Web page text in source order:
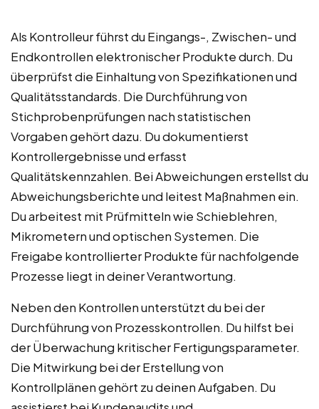
Als Kontrolleur führst du Eingangs-, Zwischen- und
Endkontrollen elektronischer Produkte durch. Du
überprüfst die Einhaltung von Spezifikationen und
Qualitätsstandards. Die Durchführung von
Stichprobenprüfungen nach statistischen
Vorgaben gehört dazu. Du dokumentierst
Kontrollergebnisse und erfasst
Qualitätskennzahlen. Bei Abweichungen erstellst du
Abweichungsberichte und leitest Maßnahmen ein.
Du arbeitest mit Prüfmitteln wie Schieblehren,
Mikrometern und optischen Systemen. Die
Freigabe kontrollierter Produkte für nachfolgende
Prozesse liegt in deiner Verantwortung.
Neben den Kontrollen unterstützt du bei der
Durchführung von Prozesskontrollen. Du hilfst bei
der Überwachung kritischer Fertigungsparameter.
Die Mitwirkung bei der Erstellung von
Kontrollplänen gehört zu deinen Aufgaben. Du